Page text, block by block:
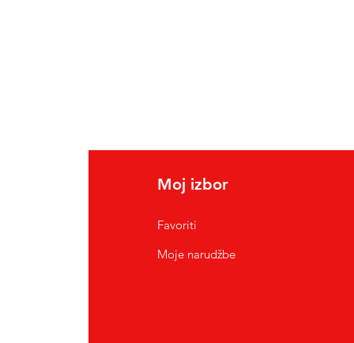
Moj izbor
Favoriti
Moje narudžbe